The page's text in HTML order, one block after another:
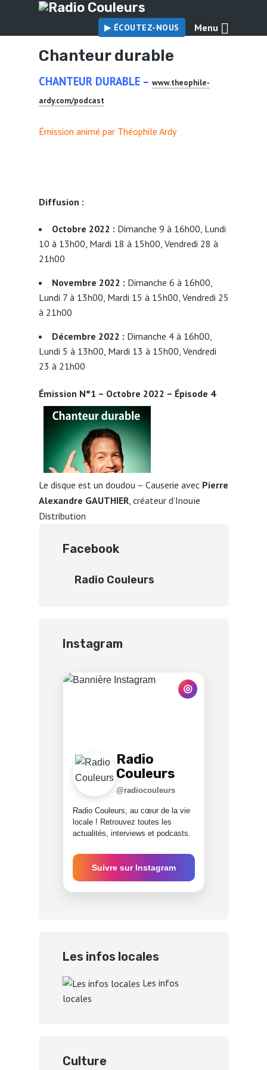
▶︎ ÉCOUTEZ-NOUS Menu
Chanteur durable
CHANTEUR DURABLE – www.theophile-
ardy.com/podcast
Émission animé par Théophile Ardy
Diffusion :
Octobre 2022 : Dimanche 9 à 16h00, Lundi
10 à 13h00, Mardi 18 à 15h00, Vendredi 28 à
21h00
Novembre 2022 : Dimanche 6 à 16h00,
Lundi 7 à 13h00, Mardi 15 à 15h00, Vendredi 25
à 21h00
Décembre 2022 : Dimanche 4 à 16h00,
Lundi 5 à 13h00, Mardi 13 à 15h00, Vendredi
23 à 21h00
Émission N°1 – Octobre 2022 – Épisode 4
Le disque est un doudou – Causerie avec Pierre
Alexandre GAUTHIER, créateur d’Inouïe
Distribution
Facebook
Radio Couleurs
Instagram
◎
Radio
Couleurs
@radiocouleurs
Radio Couleurs, au cœur de la vie
locale ! Retrouvez toutes les
actualités, interviews et podcasts.
Suivre sur Instagram
Les infos locales
Les infos
locales
Culture